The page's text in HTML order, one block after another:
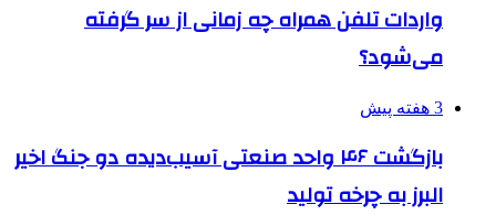
واردات تلفن همراه چه زمانی از سر گرفته
می‌شود؟
3 هفته پیش
بازگشت ۴۶ واحد صنعتی آسیب‌دیده دو جنگ اخیر
البرز به چرخه تولید